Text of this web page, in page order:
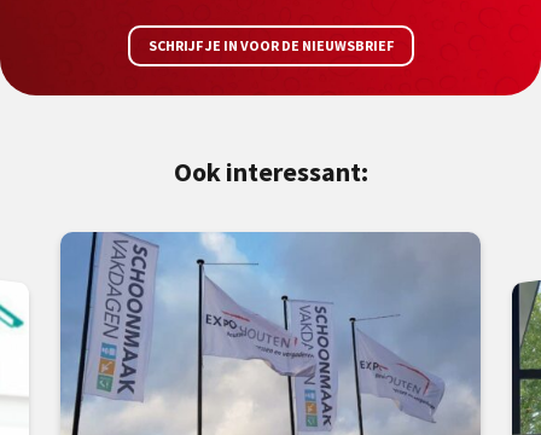
SCHRIJF JE IN VOOR DE NIEUWSBRIEF
Ook interessant: